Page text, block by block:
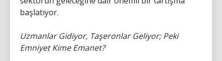
başlatıyor.
Uzmanlar Gidiyor, Taşeronlar Geliyor; Peki
Emniyet Kime Emanet?